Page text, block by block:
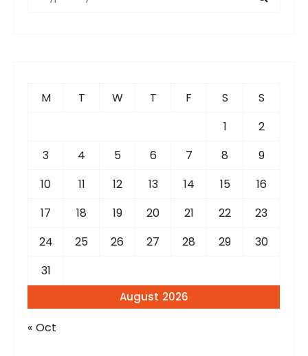
August 2026
M T W T F S
S
1
2
3
4 5 6 7 8
9
10
11 12 13 14 15
16
17
18 19 20 21 22
23
24
25 26 27 28 29
30
31
« Oct